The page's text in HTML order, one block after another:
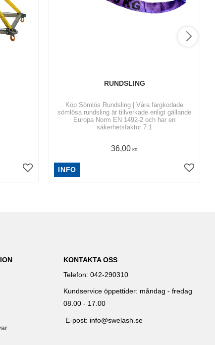
RUNDSLING
Köp Sömlös Rundsling | Våra färgkodade
sömlösa rundsling är tillverkade enligt gällande
Europa Norm EN 1492-2 och har en
säkerhetsfaktor 7:1
36,00 KR
INFO
KONTAKTA OSS
Telefon: 042-290310
Kundservice öppettider: måndag - fredag
08.00 - 17.00
E-post: info@swelash.se